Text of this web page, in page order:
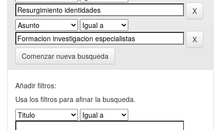
Comenzar nueva busqueda
Añadir filtros:
Usa los filtros para afinar la busqueda.